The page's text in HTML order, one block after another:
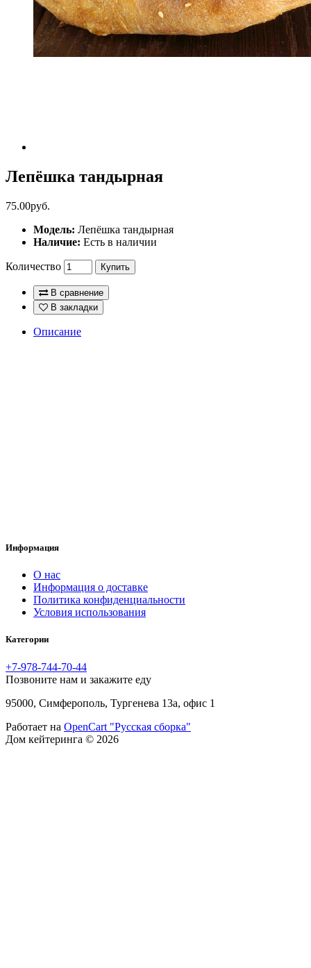
Лепёшка тандырная
75.00руб.
Модель: Лепёшка тандырная
Наличие: Есть в наличии
Количество Купить
В сравнение
В закладки
Описание
Информация
O нас
Информация о доставке
Политика конфиденциальности
Условия использования
Категории
+7-978-744-70-44
Позвоните нам и закажите еду
95000, Симферополь, Тургенева 13а, офис 1
Работает на OpenCart "Русская сборка"
Дом кейтеринга © 2026